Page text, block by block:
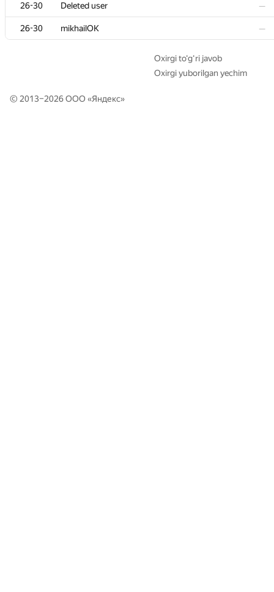
26-30 Deleted user —
26-30 mikhailOK —
26-30 Deleted user —
26-30 mikhailOK —
Oxirgi to‘g‘ri javob
Oxirgi yuborilgan yechim
© 2013–2026 ООО «Яндекс»